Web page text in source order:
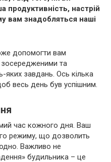
продуктивність, настрій
вам знадобляться наші
допомогти вам
та
яких завдань. Ось кілька
весь день був успішним.
час кожного дня. Ваш
режиму, що дозволить
Важливо не
будильника – це